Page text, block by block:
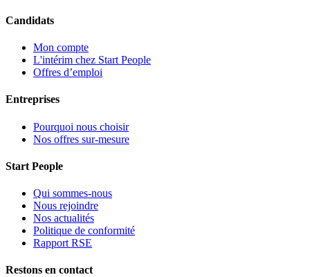
Candidats
Mon compte
L'intérim chez Start People
Offres d’emploi
Entreprises
Pourquoi nous choisir
Nos offres sur-mesure
Start People
Qui sommes-nous
Nous rejoindre
Nos actualités
Politique de conformité
Rapport RSE
Restons en contact